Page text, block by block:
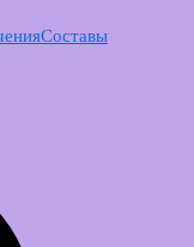
Составы